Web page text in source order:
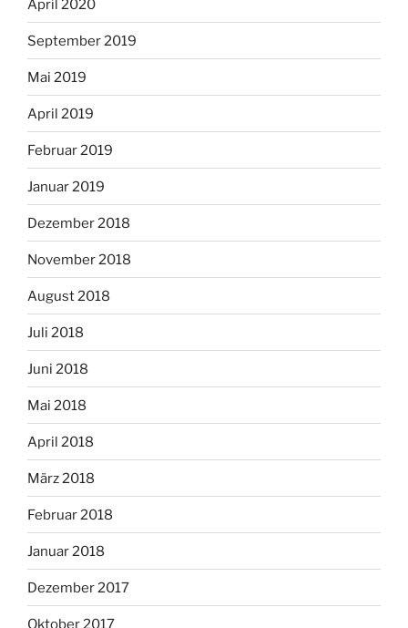
April 2020
September 2019
Mai 2019
April 2019
Februar 2019
Januar 2019
Dezember 2018
November 2018
August 2018
Juli 2018
Juni 2018
Mai 2018
April 2018
März 2018
Februar 2018
Januar 2018
Dezember 2017
Oktober 2017